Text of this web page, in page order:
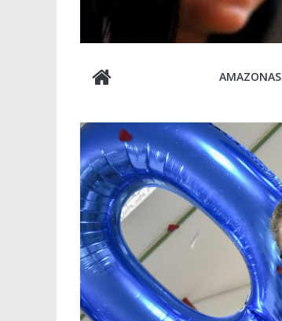
Cabocla
AMAZONAS